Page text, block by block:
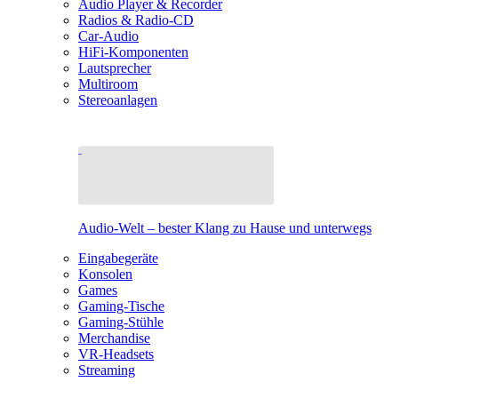
Audio Player & Recorder
Radios & Radio-CD
Car-Audio
HiFi-Komponenten
Lautsprecher
Multiroom
Stereoanlagen
Audio-Welt – bester Klang zu Hause und unterwegs
Eingabegeräte
Konsolen
Games
Gaming-Tische
Gaming-Stühle
Merchandise
VR-Headsets
Streaming